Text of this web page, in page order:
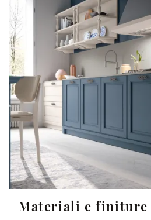
Materiali e